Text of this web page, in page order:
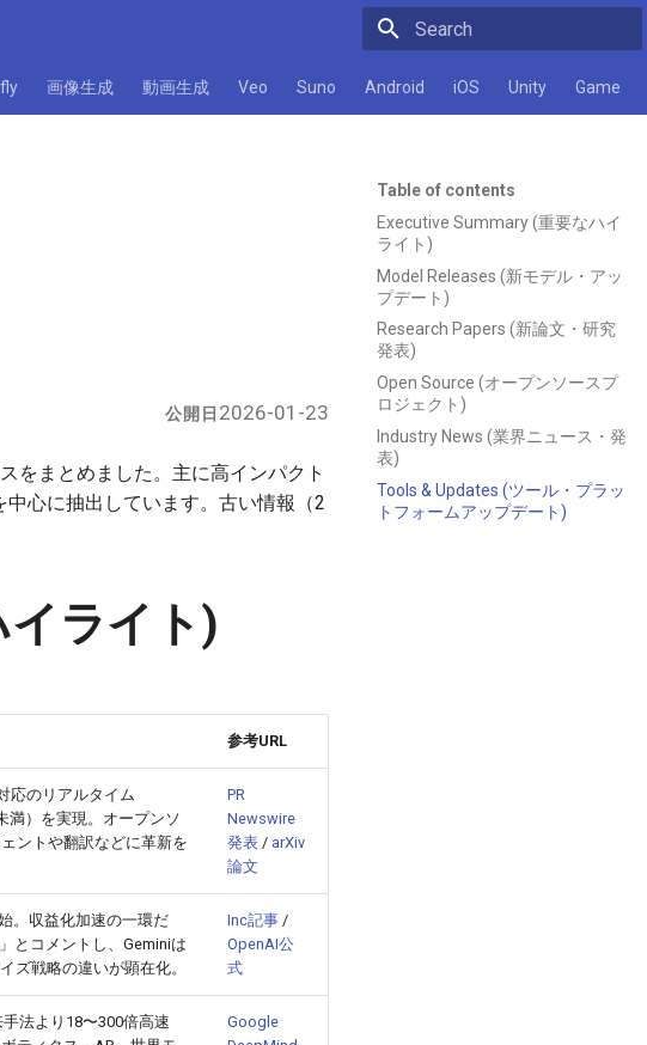
画像生成 動画生成 Veo Suno Android iOS Unity Game
Table of contents
Executive Summary (重要なハイ
ライト)
Model Releases (新モデル・アッ
プデート)
Research Papers (新論文・研究
発表)
Open Source (オープンソースプ
ロジェクト)
Industry News (業界ニュース・発
表)
Tools & Updates (ツール・プラッ
トフォームアップデート)
公開日 2026-01-23
をまとめました。主に高インパクト
心に抽出しています。古い情報（2
イライト)
参考URL
応のリアルタイム
満）を実現。オープンソ
ントや翻訳などに革新を
PR
Newswire
発表 / arXiv
論文
。収益化加速の一環だ
とコメントし、Geminiは
ズ戦略の違いが顕在化。
Inc記事 /
OpenAI公
式
法より18〜300倍高速
Google